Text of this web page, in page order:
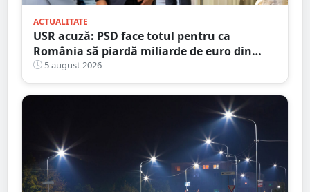
ACTUALITATE
USR acuză: PSD face totul pentru ca
România să piardă miliarde de euro din
PNRR
5 august 2026